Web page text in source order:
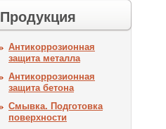
Продукция
Антикоррозионная
защита металла
Антикоррозионная
защита бетона
Смывка. Подготовка
поверхности